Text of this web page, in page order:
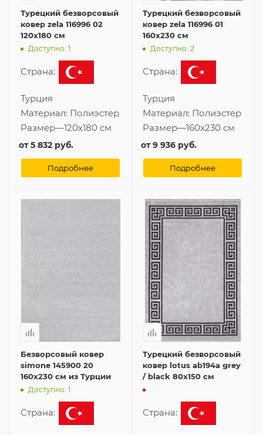
Турецкий безворсовый
ковер zela 116996 02
120x180 см
Доступно: 1
Страна:
Турция
Материал: Полиэстер
Размер—120x180 см
от5 832 руб.
Подробнее
Турецкий безворсовый
ковер zela 116996 01
160x230 см
Доступно: 2
Страна:
Турция
Материал: Полиэстер
Размер—160x230 см
от9 936 руб.
Подробнее
Безворсовый ковер
simone 145900 20
160x230 см из Турции
Доступно: 1
Страна:
Турецкий безворсовый
ковер lotus ab194a grey
/ black 80x150 см
Страна: